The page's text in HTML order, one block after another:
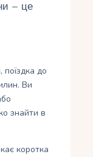
– це
до
Ви
знайти в
коротка